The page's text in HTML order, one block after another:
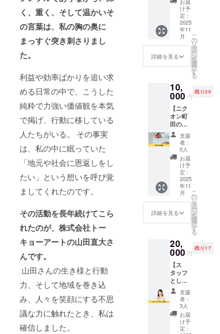
く、重く、そして温かいそ
の言葉は、私の胸の奥に
まっすぐ突き刺さりまし
た。
利益や効率ばかりを追い求
める日常の中で、こうした
純粋で力強い価値観を本気
で掲げ、行動に移している
人たちがいる。 その事実
は、私の中に眠っていた
「地元や社会に恩返しをし
たい」という想いを呼び覚
ましてくれたのです。
その活動を長年続けてこら
れたのが、株式会社トー
キョーアートの山田直大さ
んです。
山田さんの生き様と行動
力、そして地域を巻き込
み、人々を笑顔にする不思
議な力に触れたとき、私は
確信しました。
ズ：着
丈、身
幅、肩
幅、袖
丈 S：
66、
M：
70、
52、
47、
20cm
L：74、
55、
50、
22cm
XL：
78、
58、
53、
24cm
XXL：
82、
61、
素材：
5.6oz
コット
ン ※デ
ザイン
は決ま
り次第
クラウ
ドファ
ンディ
ング
ページ
個人ス
ポン
サーに
なれる
権利で
す。 ニ
クオン
町田
BASE
HPにあ
なたの
お名前
を個人
スポン
サーと
して掲
載いた
しま
す。 あ
なたの
お名前
をHPで
PRでき
ます。
※掲載さ
れる大
より変
動しま
す。 ※
ニック
ネーム
での参
加も可
能で
す。 ※
掲載さ
れるの
は文字
お届
け予
定：
2025
年11
月
詳細を見る
こ
の
リ
タ
ー
ン
を
選
択
す
る
10,
000 円
残り20
【ニク
オン町
田の実
行委員
長から
のお礼
のお手
紙】 ニ
クオン
町田
BASE
2025を
ただた
だ応援
したい
人向け
ターン
です。
ニクオ
ン町田
BASE
運営委
員長の
西川心
二より
心を込
めたお
礼のお
支援
者：
0人
お届
け予
定：
2025
年11
月
詳細を見る
こ
の
リ
タ
ー
ン
を
選
択
す
る
20,
000 円
残り17
【ス
タッフ
として
参加で
きる権
利】 ニ
クオン
町田
BASE
支援
者：
3人
お届
け予
定：